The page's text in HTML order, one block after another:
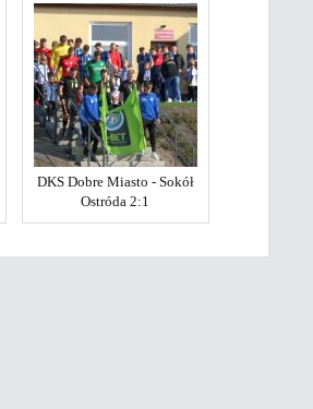
DKS Dobre Miasto - Sokół
Ostróda 2:1